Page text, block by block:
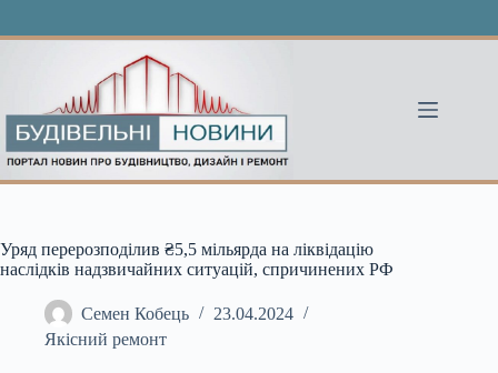
Уряд перерозподілив ₴5,5 мільярда на ліквідацію
наслідків надзвичайних ситуацій, спричинених РФ
Семен Кобець
23.04.2024
Якісний ремонт